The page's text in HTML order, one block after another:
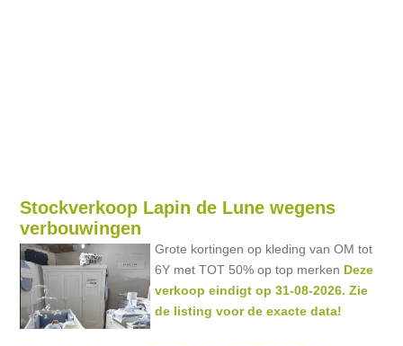
Stockverkoop Lapin de Lune wegens
verbouwingen
Grote kortingen op kleding van OM tot
6Y met TOT 50% op top merken Deze
verkoop eindigt op 31-08-2026. Zie
de listing voor de exacte data!